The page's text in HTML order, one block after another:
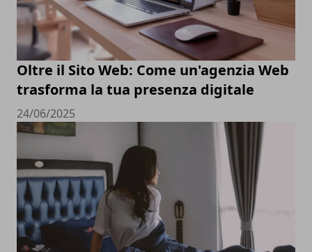
Oltre il Sito Web: Come un'agenzia Web
trasforma la tua presenza digitale
24/06/2025